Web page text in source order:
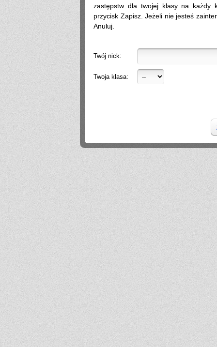
2026-07-05 13:01:41
warto isc na biolchemang? fajna szkola?
2026-06-30 11:10:27
Dzień dobry, wiele firm wrzuca posty regularnie, ale bez efektu (zasięgi są, zapytań
brak). Układam strategię i treści na FB/IG tak, żeby budowały zaufanie i prowadziły
do kontaktu. Zapraszam do kontaktu, a przedstawię więcej informacji. Pozdrawiam,
Weronika Gajewska
2026-06-29 18:39:16
Hello 2026-06-28 21:01:57
Próg rekrutacji to 80 a ja mam 170 xd
Mika
2026-06-24 21:45:53
Przestańcie.
2026-06-24 17:44:20
@absolwentka ja podobnie
2026-06-21 20:41:29
Na pewno w tej szkole nie ma patologii i to jest plus porównując z innymi szkołami
2026-06-18 18:54:31
Ja
2026-06-18 14:27:10
A patrząc tak z drugiej strony, to ci nauczyciele pewnie wspominają cie dziś
podobnie, o ile w ogóle.
Absolwentka
Ja po prostu zle wspominam nauczycieli, z nauka nie mialam problemy
dawny ucze?
2026-06-17 21:18:38
powodzenia w życiu...
mnie też jest tutaj dobrze, spoko
zastępstw dla twojej klasy na każdy
przycisk Zapisz. Jeżeli nie jesteś
Anuluj.
Twój nick:
Twoja klasa: